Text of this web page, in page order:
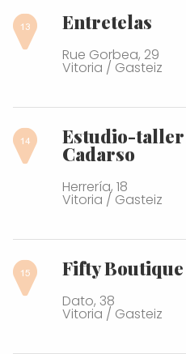
Entretelas
Rue Gorbea, 29
Vitoria / Gasteiz
Estudio-
Cadarso
Herrería, 18
Vitoria / Gasteiz
Fifty Boutique
Dato, 38
Vitoria / Gasteiz